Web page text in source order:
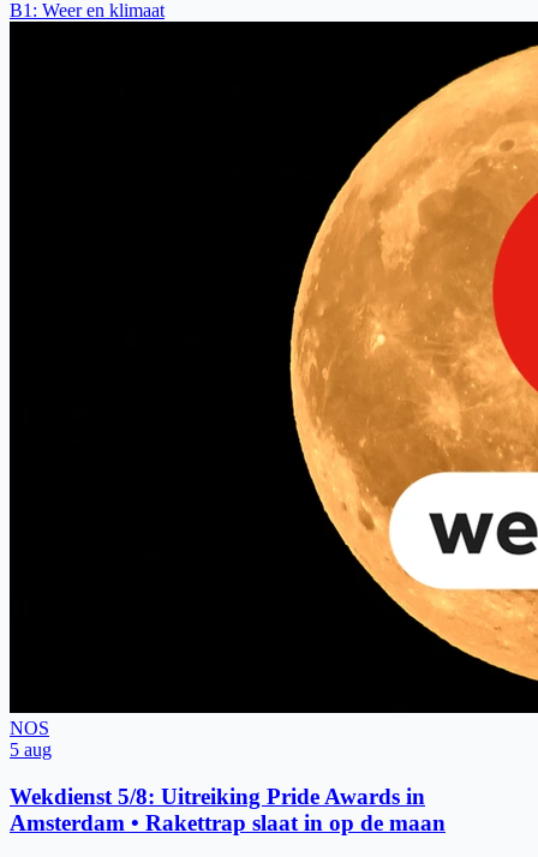
B1 : Weer en klimaat
NOS
5 aug
Wekdienst 5/8: Uitreiking Pride Awards in
Amsterdam • Rakettrap slaat in op de maan